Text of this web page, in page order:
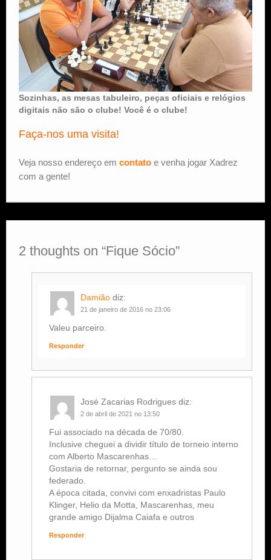
Sozinhas, as mesas tabuleiro, peças oficiais e relógios
digitais não são o clube! Você é o clube!
Faça-nos uma visita!
Veja nosso endereço em contato e venha jogar Xadrez
com a gente!
2 thoughts on “Fique Sócio”
Damião diz:
21 de janeiro de 2016 no 23:06
Valeu parceiro.
Responder
José Zacarias Rodrigues diz:
2 de abril de 2021 no 13:50
Fui associado na década de 70/80.
Inclusive cheguei a dividir título de torneio interno
com Alberto Mascarenhas…
Gostaria de retornar, pergunto se ainda sou
federado.
A época citada, convivi com enxadristas Paulo
Klinger, Helio da Motta, Mascarenhas, meu
grande amigo Dijalma Caiafa e outros
Responder